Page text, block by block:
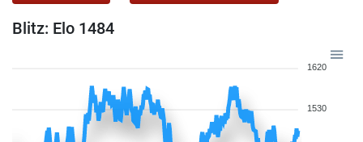
Blitz: Elo 1484
1620
1530